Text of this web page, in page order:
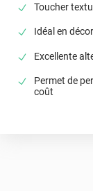
Toucher
Idéal en
Excellente
Permet de
coût